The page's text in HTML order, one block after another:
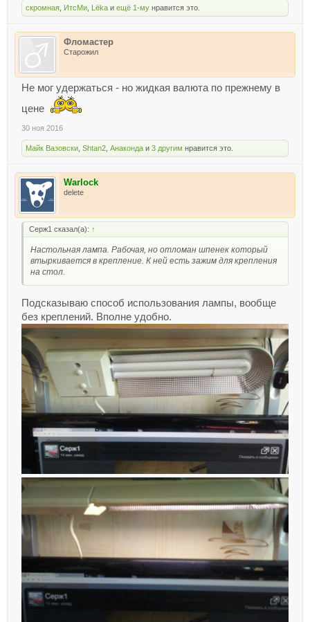
скромная ИтсМи Lёka и ещё 1-му нравится это.
Фломастер
Старожил
Не мог удержаться - но жидкая валюта по прежнему в
цене
30 ноя 2016
Майк Вазовски Shtan2 Анаконда и 3 другим нравится это.
Warlock
delete
Серж1 сказал(а): ↑
Настольная лампа. Рабочая, но отломан шпенек который
втыркивается в крепление. К ней есть зажим для крепления
на стол.
Подсказываю способ использования лампы, вообще
без креплений. Вполне удобно.